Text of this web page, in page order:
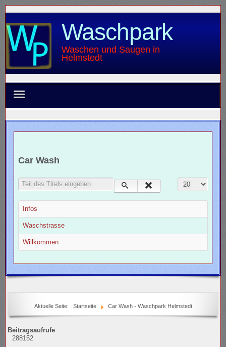
Waschpark
Waschen und Saugen in
Helmstedt
Waschpark
Impressum
Umweltschutz
Car Wash
Teil des Titels eingeben Anzeige #
Infos
Waschstrasse
Willkommen
Aktuelle Seite: Startseite Car Wash - Waschpark Helmstedt
Beitragsaufrufe
288152